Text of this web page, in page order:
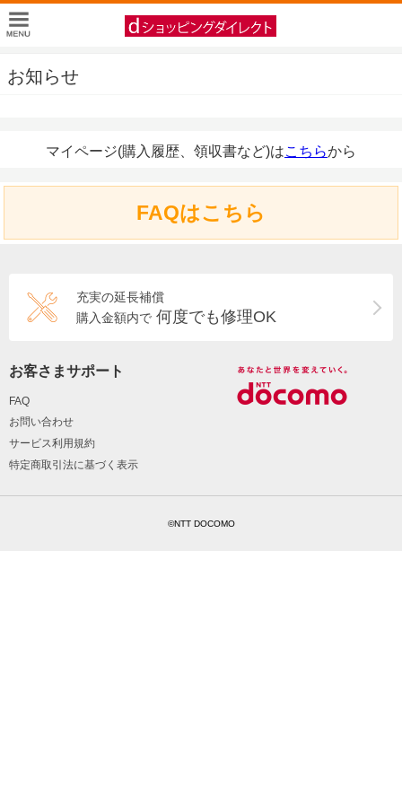
お知らせ
マイページ(購入履歴、領収書など)はこちらから
FAQはこちら
充実の延長補償
購入金額内で 何度でも修理OK
お客さまサポート
FAQ
お問い合わせ
サービス利用規約
特定商取引法に基づく表示
©NTT DOCOMO